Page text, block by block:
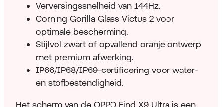
Verversingssnelheid van 144Hz.
Corning Gorilla Glass Victus 2 voor
optimale bescherming.
Stijlvol zwart of opvallend oranje ontwerp
met premium afwerking.
IP66/IP68/IP69-certificering voor water-
en stofbestendigheid.
Het scherm van de OPPO Find X9 Ultra is een